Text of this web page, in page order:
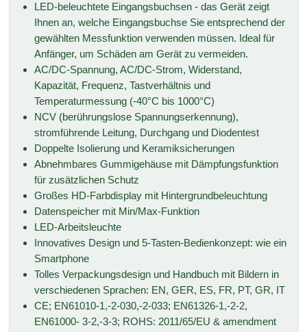
LED-beleuchtete Eingangsbuchsen - das Gerät zeigt
Ihnen an, welche Eingangsbuchse Sie entsprechend der
gewählten Messfunktion verwenden müssen. Ideal für
Anfänger, um Schäden am Gerät zu vermeiden.
AC/DC-Spannung, AC/DC-Strom, Widerstand,
Kapazität, Frequenz, Tastverhältnis und
Temperaturmessung (-40°C bis 1000°C)
NCV (berührungslose Spannungserkennung),
stromführende Leitung, Durchgang und Diodentest
Doppelte Isolierung und Keramiksicherungen
Abnehmbares Gummigehäuse mit Dämpfungsfunktion
für zusätzlichen Schutz
Großes HD-Farbdisplay mit Hintergrundbeleuchtung
Datenspeicher mit Min/Max-Funktion
LED-Arbeitsleuchte
Innovatives Design und 5-Tasten-Bedienkonzept: wie ein
Smartphone
Tolles Verpackungsdesign und Handbuch mit Bildern in
verschiedenen Sprachen: EN, GER, ES, FR, PT, GR, IT
CE; EN61010-1,-2-030,-2-033; EN61326-1,-2-2,
EN61000- 3-2,-3-3; ROHS: 2011/65/EU & amendment